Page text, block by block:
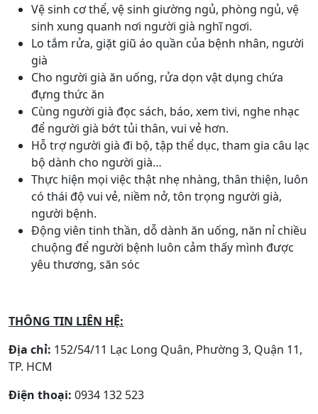
Vệ sinh cơ thể, vệ sinh giường ngủ, phòng ngủ, vệ
sinh xung quanh nơi người già nghĩ ngơi.
Lo tắm rửa, giặt giũ áo quần của bệnh nhân, người
già
Cho người già ăn uống, rửa dọn vật dụng chứa
đựng thức ăn
Cùng người già đọc sách, báo, xem tivi, nghe nhạc
để người già bớt tủi thân, vui vẻ hơn.
Hỗ trợ người già đi bộ, tập thể dục, tham gia câu lạc
bộ dành cho người già…
Thực hiện mọi việc thật nhẹ nhàng, thân thiện, luôn
có thái độ vui vẻ, niềm nở, tôn trọng người già,
người bệnh.
Động viên tinh thần, dỗ dành ăn uống, năn nỉ chiều
chuộng để người bệnh luôn cảm thấy mình được
yêu thương, săn sóc
THÔNG TIN LIÊN HỆ:
Địa chỉ: 152/54/11 Lạc Long Quân, Phường 3, Quận 11,
TP. HCM
Điện thoại: 0934 132 523